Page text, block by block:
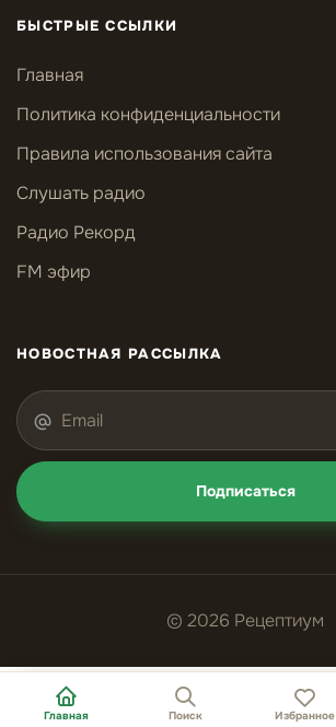
БЫСТРЫЕ ССЫЛКИ
Главная
Политика конфиденциальности
Правила использования сайта
Слушать радио
Радио Рекорд
FM эфир
НОВОСТНАЯ РАССЫЛКА
Подписаться
© 2026 Рецептиум
Главная Поиск Избранное